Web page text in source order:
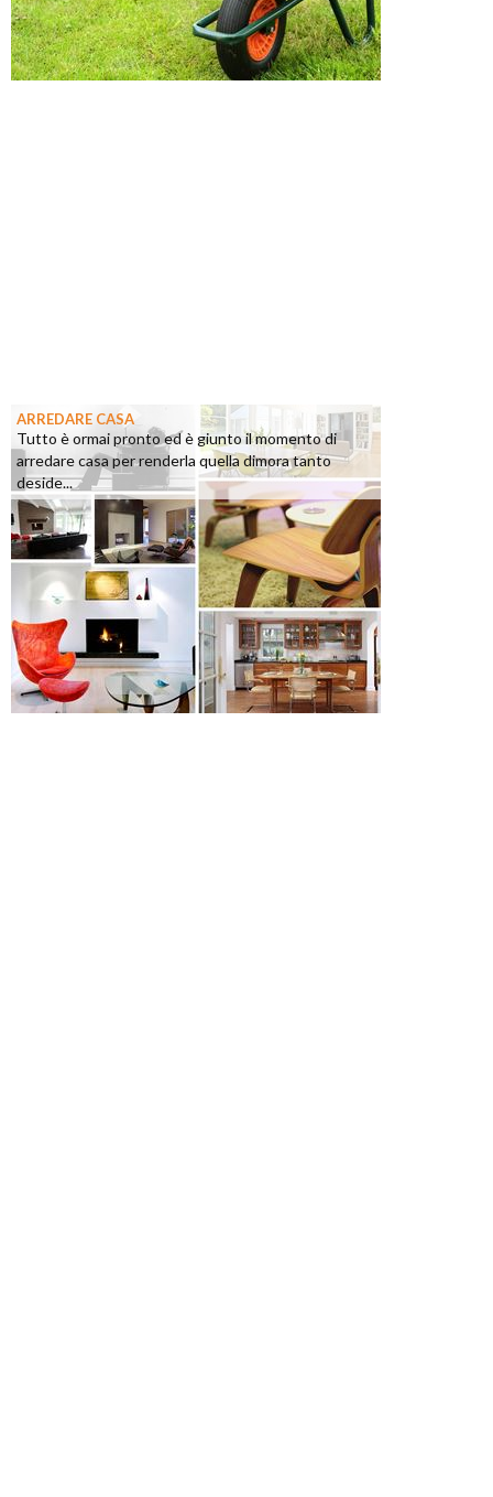
ARREDARE CASA
Tutto è ormai pronto ed è giunto il momento di
arredare casa per renderla quella dimora tanto
deside...